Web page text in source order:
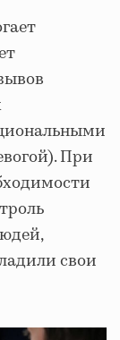
При
свои